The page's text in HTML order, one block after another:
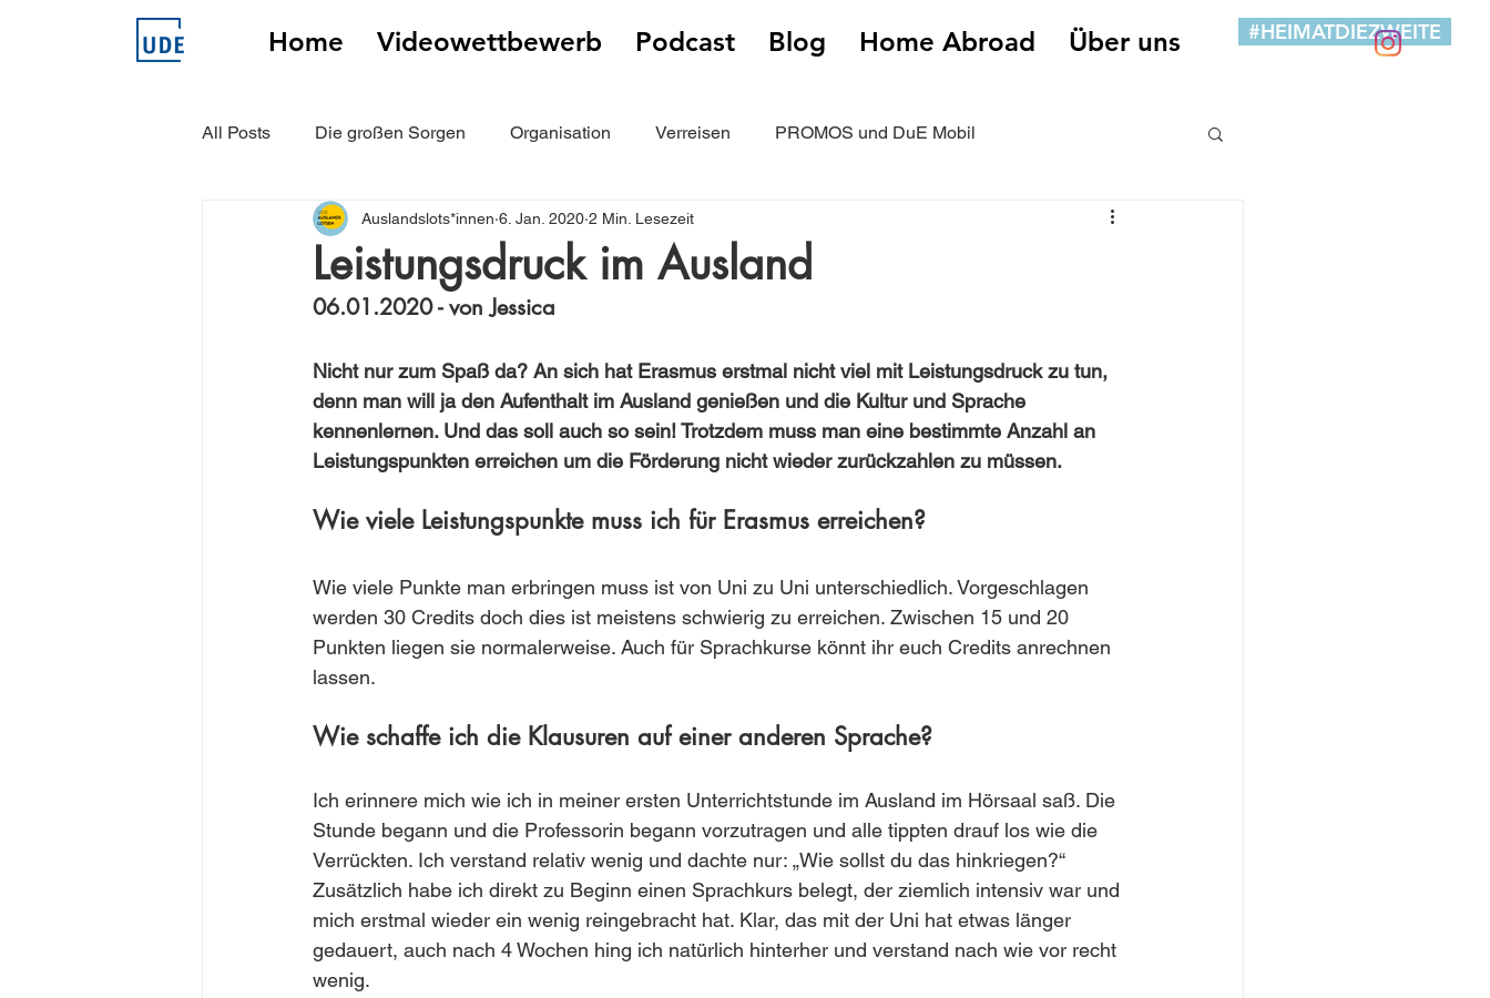
Home Videowettbewerb Podcast Blog Home Abroad Über uns #HEIMATDIEZWEITE
All Posts Die großen Sorgen Organisation Verreisen PROMOS und DuE Mobil
Unsere Auslandslots*innen erzählen
Leistungsdruck im Ausland
Auslandslots*innen 6. Jan. 2020 2 Min. Lesezeit
06.01.2020 - von Jessica
Nicht nur zum Spaß da? An sich hat Erasmus erstmal nicht viel mit Leistungsdruck zu tun,
denn man will ja den Aufenthalt im Ausland genießen und die Kultur und Sprache
kennenlernen. Und das soll auch so sein! Trotzdem muss man eine bestimmte Anzahl an
Leistungspunkten erreichen um die Förderung nicht wieder zurückzahlen zu müssen.
Wie viele Leistungspunkte muss ich für Erasmus erreichen?
Wie viele Punkte man erbringen muss ist von Uni zu Uni unterschiedlich. Vorgeschlagen
werden 30 Credits doch dies ist meistens schwierig zu erreichen. Zwischen 15 und 20
Punkten liegen sie normalerweise. Auch für Sprachkurse könnt ihr euch Credits anrechnen
lassen.
Wie schaffe ich die Klausuren auf einer anderen Sprache?
Ich erinnere mich wie ich in meiner ersten Unterrichtstunde im Ausland im Hörsaal saß. Die
Stunde begann und die Professorin begann vorzutragen und alle tippten drauf los wie die
Verrückten. Ich verstand relativ wenig und dachte nur: „Wie sollst du das hinkriegen?“
Zusätzlich habe ich direkt zu Beginn einen Sprachkurs belegt, der ziemlich intensiv war und
mich erstmal wieder ein wenig reingebracht hat. Klar, das mit der Uni hat etwas länger
gedauert, auch nach 4 Wochen hing ich natürlich hinterher und verstand nach wie vor recht
wenig.